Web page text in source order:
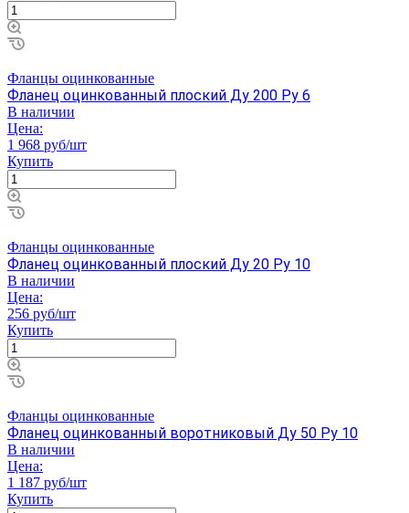
Фланцы оцинкованные
Фланец оцинкованный плоский Ду 200 Ру 6
В наличии
Цена:
1 968 руб/шт
Купить
Фланцы оцинкованные
Фланец оцинкованный плоский Ду 20 Ру 10
В наличии
Цена:
256 руб/шт
Купить
Фланцы оцинкованные
Фланец оцинкованный воротниковый Ду 50 Ру 10
В наличии
Цена:
1 187 руб/шт
Купить